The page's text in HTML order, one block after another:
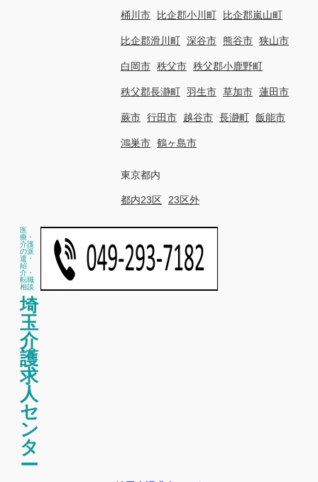
桶川市 比企郡小川町 比企郡嵐山町
比企郡滑川町 深谷市 熊谷市 狭山市
白岡市 秩父市 秩父郡小鹿野町
秩父郡長瀞町 羽生市 草加市 蓮田市
蕨市 行田市 越谷市 長瀞町 飯能市
鴻巣市 鶴ヶ島市
東京都内
都内23区 23区外
医
療・
介護
の派
遣・
紹
介・
転職
相談
埼
玉
介
護
求
人
セ
ン
タ
ー